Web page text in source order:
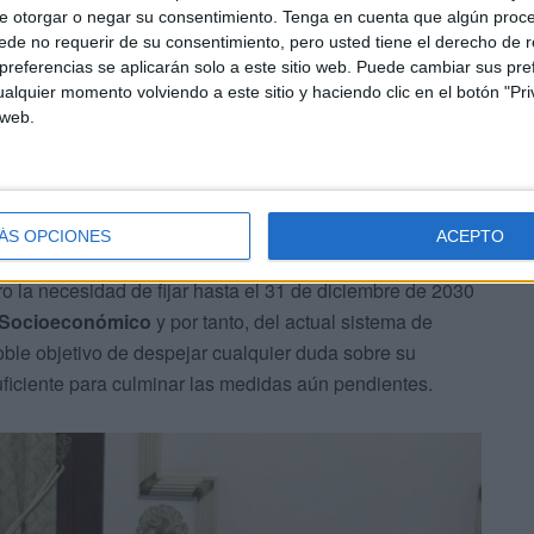
otorgar o negar su consentimiento. Tenga en cuenta que algún
no requerir de su consentimiento, pero usted tiene el derecho de
se aplicarán solo a este sitio web. Puede cambiar sus
momento volviendo a este sitio y haciendo clic en el botón
OPCIONES ACEPTO
de suelo del Ministerio de Defensa de 140.000
en la frontera delTarajaly la nuevaEstación
la necesidad de fijar hasta el 31 de diciembre de 2030
y por tanto, del actual sistema de
objetivo de despejar cualquier duda sobre su
para culminar las medidas aún pendientes.